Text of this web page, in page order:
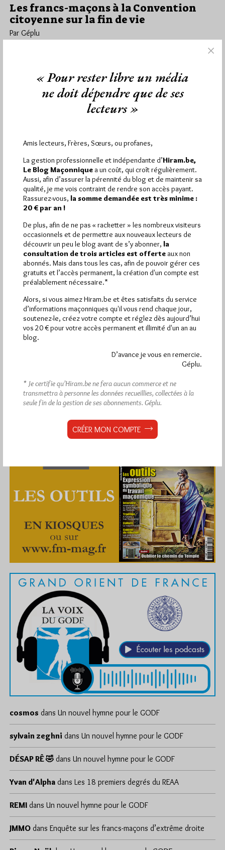
Les francs-maçons à la Convention
citoyenne sur la fin de vie
Par Géplu
Lu 1393 fois
citoyens tirés au sort membres de la Convention Citoyenne
Hier samedi 8 août 2026, Hiram.be a reçu1 698 visites
et2 926 pagesont été lues (Source : Pirsch.io)
Plus d’informations
cosmos dans Un nouvel hymne pour le GODF
sylvain zeghni dans Un nouvel hymne pour le GODF
DÉSAP RÊ 🤣 dans Un nouvel hymne pour le GODF
Yvan d'Alpha dans Les 18 premiers degrés du REAA
REMI dans Un nouvel hymne pour le GODF
JMMO dans Enquête sur les francs-maçons d’extrême droite
« Pour rester libre un média
ne doit dépendre que de ses
lecteurs »
Amis lecteurs, Frères, Sœurs, ou profanes,
La gestion professionnelle et indépendante d’Hiram.be,
Le Blog Maçonnique a un coût, qui croît régulièrement.
Aussi, afin d’assurer la pérennité du blog et de maintenir sa
qualité, je me vois contraint de rendre son accès payant.
Rassurez-vous, la somme demandée est très minime :
20 € par an !
De plus, afin de ne pas « racketter » les nombreux visiteurs
occasionnels et de permettre aux nouveaux lecteurs de
découvrir un peu le blog avant de s’y abonner, la
consultation de trois articles est offerte aux non
abonnés. Mais dans tous les cas, afin de pouvoir gérer ces
gratuits et l’accès permanent, la création d'un compte est
préalablement nécessaire.*
Alors, si vous aimez Hiram.be et êtes satisfaits du service
d’informations maçonniques qu'il vous rend chaque jour,
soutenez-le, créez votre compte et réglez dès aujourd’hui
vos 20 € pour votre accès permanent et illimité d'un an au
blog.
D’avance je vous en remercie.
Géplu.
* Je certifie qu’Hiram.be ne fera aucun commerce et ne
transmettra à personne les données recueillies, collectées à la
seule fin de la gestion de ses abonnements. Géplu.
CRÉER MON COMPTE